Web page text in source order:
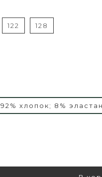
122 128
хлопок; 8% эластан